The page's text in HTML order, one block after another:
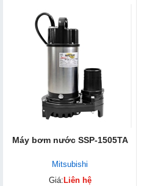
Máy bơm nước SSP-1505TA
Mitsubishi
Giá: Liên hệ